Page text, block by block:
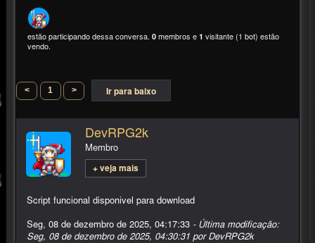
estão participando dessa conversa. 0 membros e 1 visitante (1 bot) estão
vendo.
< 1 > Ir para baixo
DevRPG2k
Membro
+ veja mais
Script funcional disponivel para download
Seg, 08 de dezembro de 2025, 04:17:33 - Última modificação:
Seg, 08 de dezembro de 2025, 04:30:31 por DevRPG2k